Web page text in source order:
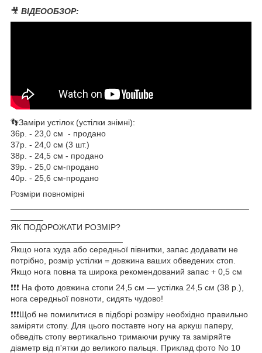
🎥 ВІДЕООБЗОР:
👣Заміри устілок (устілки знімні):
36р. - 23,0 см - продано
37р. - 24,0 см (3 шт.)
38р. - 24,5 см - продано
39р. - 25,0 см-продано
40р. - 25,6 см-продано
Розміри повномірні
ЯК ПОДОРОЖАТИ РОЗМІР?
Якщо нога худа або середньої півнитки, запас додавати не
потрібно, розмір устілки = довжина ваших обведених стоп.
Якщо нога повна та широка рекомендований запас + 0,5 см
❗❗❗ На фото довжина стопи 24,5 см — устілка 24,5 см (38 р.),
нога середньої повноти, сидять чудово!
❗❗❗Щоб не помилитися в підборі розміру необхідно правильно
заміряти стопу. Для цього поставте ногу на аркуш паперу,
обведіть стопу вертикально тримаючи ручку та заміряйте
діаметр від п'ятки до великого пальця. Приклад фото No 10